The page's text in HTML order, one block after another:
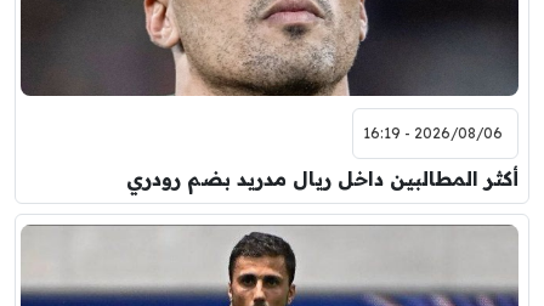
2026/08/06 - 16:19
أكثر المطالبين داخل ريال مدريد بضم رودري